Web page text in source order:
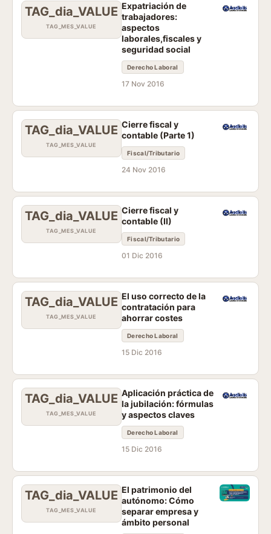
TAG_dia_VALUE
TAG_MES_VALUE
Expatriación de
trabajadores:
aspectos
laborales,fiscales y
seguridad social
Derecho Laboral
17 Nov 2016
TAG_dia_VALUE
TAG_MES_VALUE
Cierre fiscal y
contable (Parte 1)
Fiscal/Tributario
24 Nov 2016
TAG_dia_VALUE
TAG_MES_VALUE
Cierre fiscal y
contable (II)
Fiscal/Tributario
01 Dic 2016
TAG_dia_VALUE
TAG_MES_VALUE
El uso correcto de la
contratación para
ahorrar costes
Derecho Laboral
15 Dic 2016
TAG_dia_VALUE
TAG_MES_VALUE
Aplicación práctica de
la jubilación: fórmulas
y aspectos claves
Derecho Laboral
15 Dic 2016
TAG_dia_VALUE
TAG_MES_VALUE
El patrimonio del
autónomo: Cómo
separar empresa y
ámbito personal